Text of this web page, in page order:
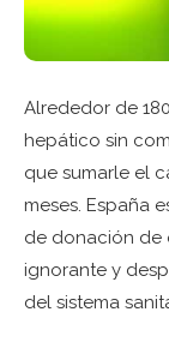
Alrededor de
hepático sin
que sumarle el
meses. España
de donación de
ignorante y
del sistema